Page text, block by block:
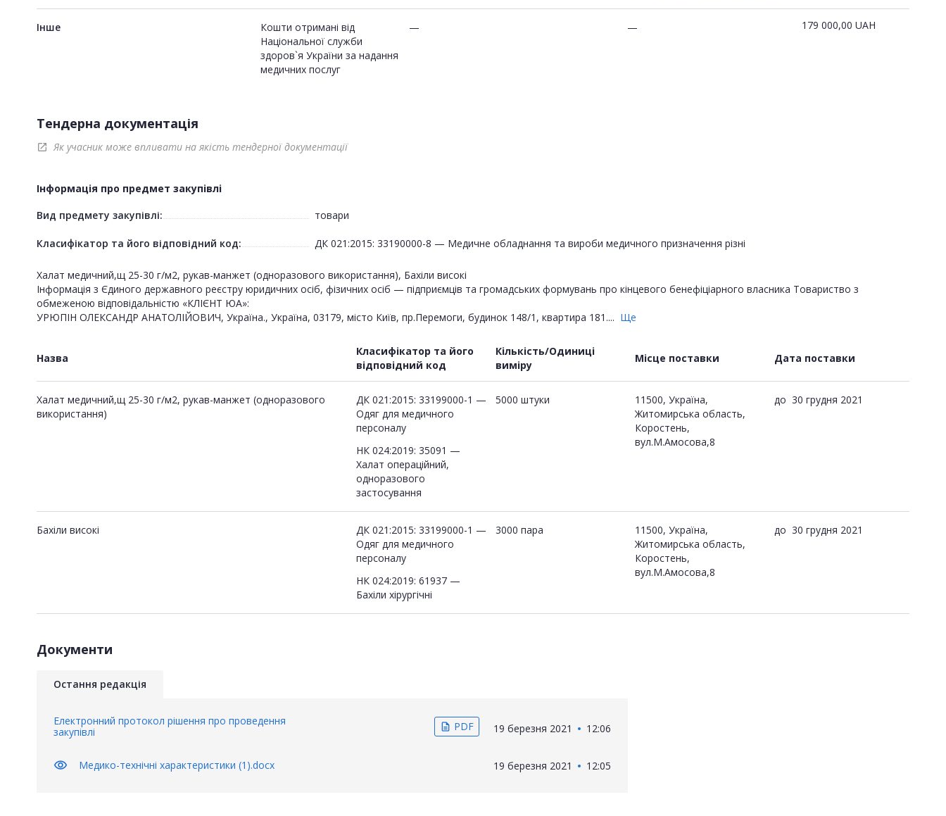
Інше
Кошти отримані від
Національної служби
здоров`я України за надання
медичних послуг
— — 179 000,00 UAH
Тендерна документація
open_in_new Як учасник може впливати на якість тендерної документації
Інформація про предмет закупівлі
Вид предмету закупівлі:
товари
Класифікатор та його відповідний код: ДК 021:2015: 33190000-8 — Медичне обладнання та вироби медичного призначення різні
Халат медичний,щ 25-30 г/м2, рукав-манжет (одноразового використання), Бахіли високі
Інформація з Єдиного державного реєстру юридичних осіб, фізичних осіб — підприємців та громадських формувань про кінцевого бенефіціарного власника Товариство з
обмеженою відповідальністю «КЛІЄНТ ЮА»:
УРЮПІН ОЛЕКСАНДР АНАТОЛІЙОВИЧ, Україна., Україна, 03179, місто Київ, пр.Перемоги, будинок 148/1, квартира 181.... Ще
Назва
Класифікатор та його
відповідний код
Кількість/Одиниці
виміру
Місце поставки Дата поставки
Халат медичний,щ 25-30 г/м2, рукав-манжет (одноразового
використання)
ДК 021:2015: 33199000-1 —
Одяг для медичного
персоналу
НК 024:2019: 35091 —
Халат операційний,
одноразового
застосування
5000 штуки
11500, Україна,
Житомирська область,
Коростень,
вул.М.Амосова,8
до 30 грудня 2021
Бахіли високі
ДК 021:2015: 33199000-1 —
Одяг для медичного
персоналу
НК 024:2019: 61937 —
Бахіли хірургічні
3000 пара
11500, Україна,
Житомирська область,
Коростень,
вул.М.Амосова,8
до 30 грудня 2021
Документи
Остання редакція
Електронний протокол рішення про проведення
закупівлі
description PDF 19 березня 2021 12:06
visibility Медико-технічні характеристики (1).docx 19 березня 2021 12:05